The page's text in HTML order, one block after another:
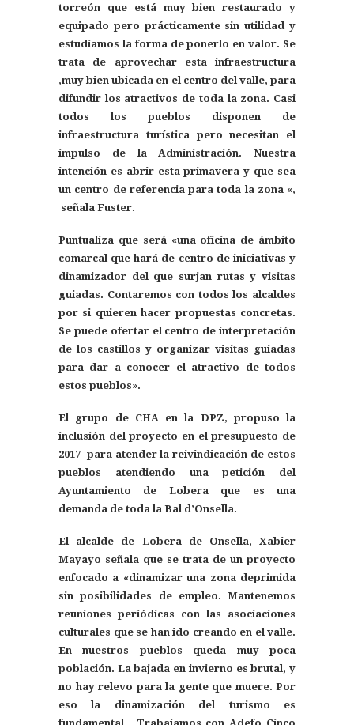
torreón que está muy bien restaurado y
equipado pero prácticamente sin utilidad y
estudiamos la forma de ponerlo en valor. Se
trata de aprovechar esta infraestructura
,muy bien ubicada en el centro del valle, para
difundir los atractivos de toda la zona. Casi
todos los pueblos disponen de
infraestructura turística pero necesitan el
impulso de la Administración. Nuestra
intención es abrir esta primavera y que sea
un centro de referencia para toda la zona «,
señala Fuster.
Puntualiza que será «una oficina de ámbito
comarcal que hará de centro de iniciativas y
dinamizador del que surjan rutas y visitas
guiadas. Contaremos con todos los alcaldes
por si quieren hacer propuestas concretas.
Se puede ofertar el centro de interpretación
de los castillos y organizar visitas guiadas
para dar a conocer el atractivo de todos
estos pueblos».
El grupo de CHA en la DPZ, propuso la
inclusión del proyecto en el presupuesto de
2017 para atender la reivindicación de estos
pueblos atendiendo una petición del
Ayuntamiento de Lobera que es una
demanda de toda la Bal d’Onsella.
El alcalde de Lobera de Onsella, Xabier
Mayayo señala que se trata de un proyecto
enfocado a «dinamizar una zona deprimida
sin posibilidades de empleo. Mantenemos
reuniones periódicas con las asociaciones
culturales que se han ido creando en el valle.
En nuestros pueblos queda muy poca
población. La bajada en invierno es brutal, y
no hay relevo para la gente que muere. Por
eso la dinamización del turismo es